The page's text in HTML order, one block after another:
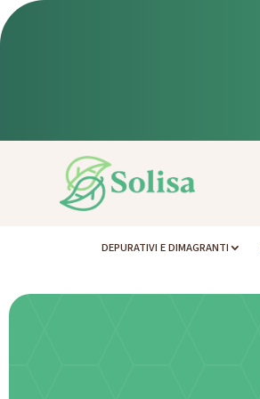
DEPURATIVI E DIMAGRANTI